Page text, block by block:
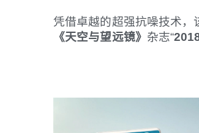
凭借卓越的超强抗噪技术
《天空与望远镜》 杂志“